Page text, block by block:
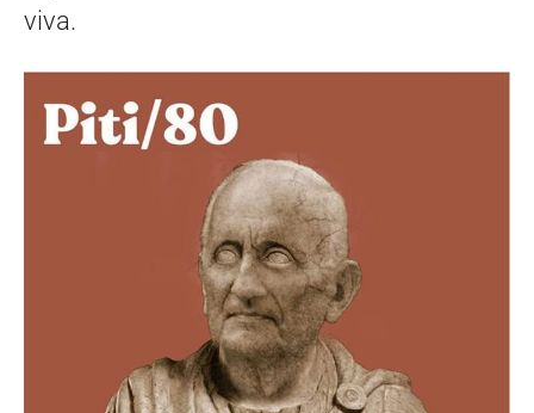
viva.